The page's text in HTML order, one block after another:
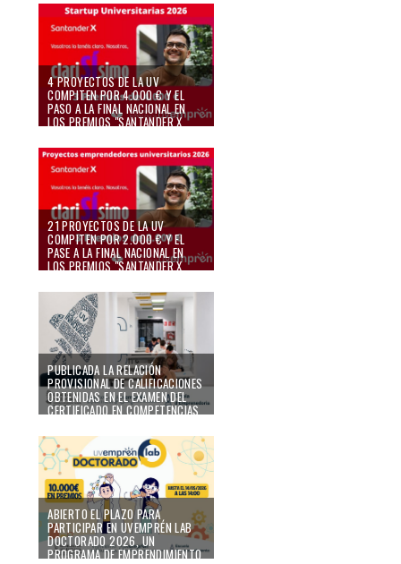
4 PROYECTOS DE LA UV
COMPITEN POR 4.000 € Y EL
PASO A LA FINAL NACIONAL EN
LOS PREMIOS "SANTANDER X
UNIVERSITARIA 2026"
01/06/26
21 PROYECTOS DE LA UV
COMPITEN POR 2.000 € Y EL
PASE A LA FINAL NACIONAL EN
LOS PREMIOS "SANTANDER X
EMPRENDEDORES
UNIVERSITARIOS 2026"
01/06/26
PUBLICADA LA RELACIÓN
PROVISIONAL DE CALIFICACIONES
OBTENIDAS EN EL EXAMEN DEL
CERTIFICADO EN COMPETENCIAS
EMPRENDEDORAS INNOVADORAS
DE LA UV
20/05/26
ABIERTO EL PLAZO PARA
PARTICIPAR EN UVEMPRÉN LAB
DOCTORADO 2026, UN
PROGRAMA DE EMPRENDIMIENTO